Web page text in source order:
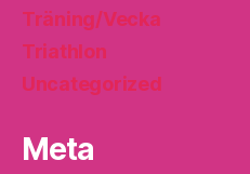
Träning/Vecka
Triathlon
Uncategorized
Meta